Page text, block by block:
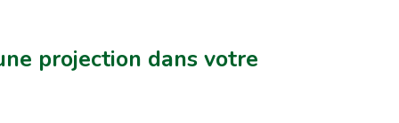
projection dans votre